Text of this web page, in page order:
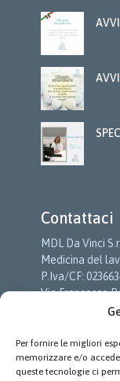
Per fornire le migliori
memorizzare e/o
queste tecnologie ci
Contattaci
MDL Da Vinci
Medicina del
P.Iva/CF:
Via Francesco
c/o Cittadella
Tel:
E-mail: